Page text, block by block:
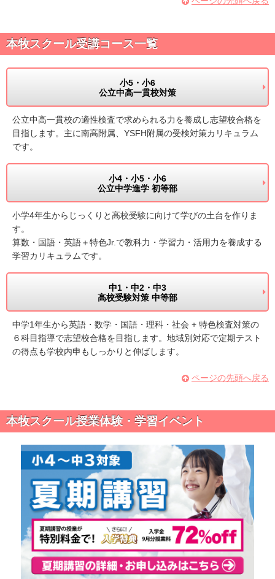
本牧スクール受講コース一覧
小5・小6
公立中高一貫校対策
公立中高一貫校の適性検査で求められる力を養成し志望校合格を
目指します。主に南高附属、YSFH附属の受検対策カリキュラム
です。
小4・小5・小6
公立中学進学 初等部
小学4年生からじっくりと高校受験に向けて学びの土台を作りま
す。
算数・国語・英語＋特色Jr.で教科力・学習力・活用力を養成する
学習カリキュラムです。
中1・中2・中3
高校受験対策 中等部
中学1年生から英語・数学・国語・理科・社会 + 特色検査対策の
６科目指導で志望校合格を目指します。地域別対応で定期テスト
の得点も学校内申もしっかりと伸ばします。
ページの先頭へ戻る
本牧スクール授業体験・学習イベント